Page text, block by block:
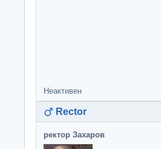
Неактивен
Rector
ректор Захаров